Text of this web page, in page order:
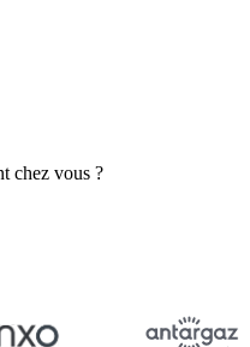
chez vous ?